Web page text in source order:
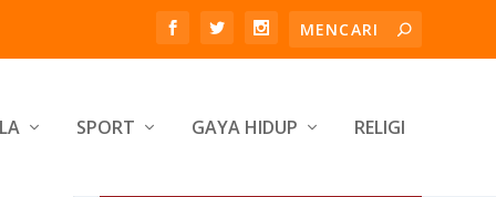
SPORT GAYA HIDUP RELIGI